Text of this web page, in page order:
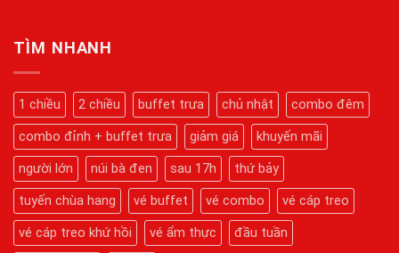
Dịp
Tết
Núi
Bà
Hành
Trình
Chinh
Phục
Kỳ
Quan
Tâm
Linh
Chi
Tiết
Từ
A-
Bà
Đen
Mới
Nhất
TÌM NHANH
1 chiều 2 chiều buffet trưa chủ nhật
combo đêm
combo đỉnh + buffet trưa
giảm giá
khuyến mãi
người lớn
núi bà đen sau 17h
thứ bảy
tuyến chùa hang
vé buffet vé combo
vé cáp treo
vé cáp treo khứ hồi
vé ẩm thực
đầu tuần